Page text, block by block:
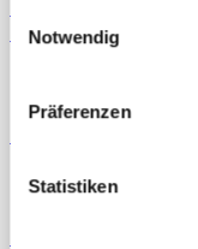
Einwilligungsauswahl
Notwendig
Präferenzen
Statistiken
deiner Nähe